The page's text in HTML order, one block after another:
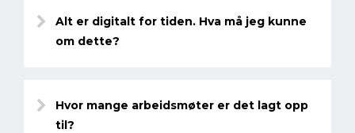
Alt er digitalt for tiden. Hva må jeg kunne
om dette?
Hvor mange arbeidsmøter er det lagt opp
til?